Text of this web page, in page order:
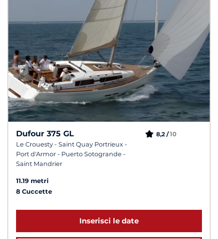
Dufour 375 GL
Le Crouesty - Saint Quay Portrieux -
Port d'Armor - Puerto Sotogrande -
Saint Mandrier
8,2 /10
11.19 metri
8 Cuccette
Inserisci le date